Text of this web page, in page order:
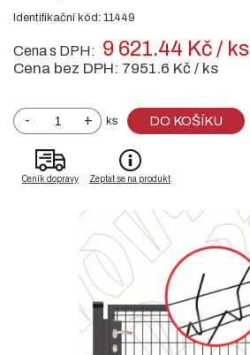
Identifikační kód: 11449
Cena s DPH: 9 621.44 Kč / ks
Cena bez DPH: 7951.6 Kč / ks
- + ks DO KOŠÍKU
Ceník dopravy Zeptat se na produkt